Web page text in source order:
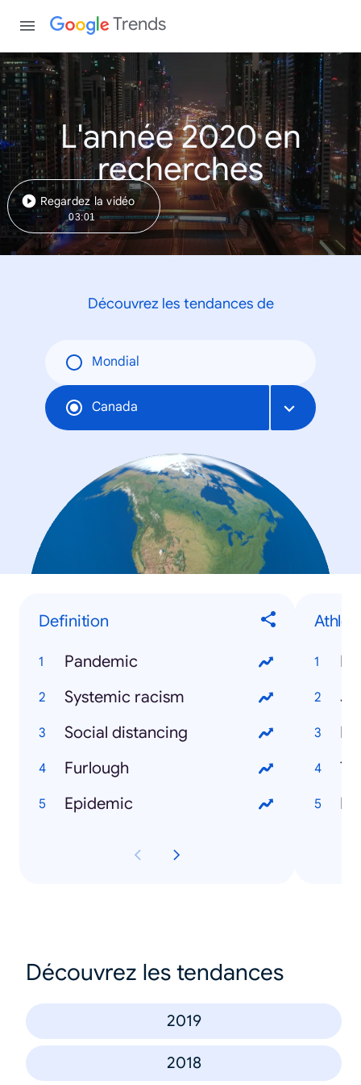
Trends
L'année 2020 en
recherches
Regardez la vidéo
03:01
Découvrez les tendances de
Mondial
Canada
Definition
Pandemic
Systemic racism
Social distancing
Furlough
Epidemic
Découvrez les tendances
2019
2018